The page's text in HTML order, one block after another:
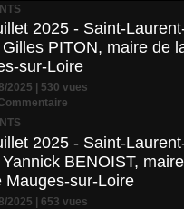
2025 - Saint-
PITON, maire de
sur-Loire
2025 | 530 vues
2025 - Saint-
BENOIST,
Mauges-sur-Loire
2025 | 653 vues